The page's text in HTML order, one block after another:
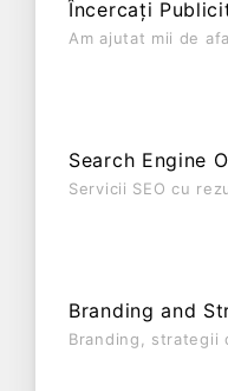
ultimului bilanț,
0 RON și o cifră de
de salariați pe ultimul
LIFESTYLE
activa din punct de
Încercați
Am ajutat mii de
Search Engine
Servicii SEO cu
Branding and
Branding, strategii